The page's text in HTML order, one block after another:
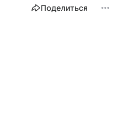
Поделиться